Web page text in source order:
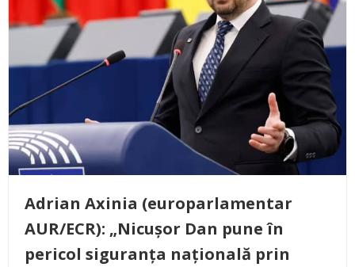
Adrian Axinia (europarlamentar
AUR/ECR): „Nicușor Dan pune în
pericol siguranța națională prin